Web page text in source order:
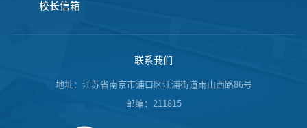
校长信箱
联系我们
地址：江苏省南京市浦口区江浦街道雨山西路86号
邮编：211815